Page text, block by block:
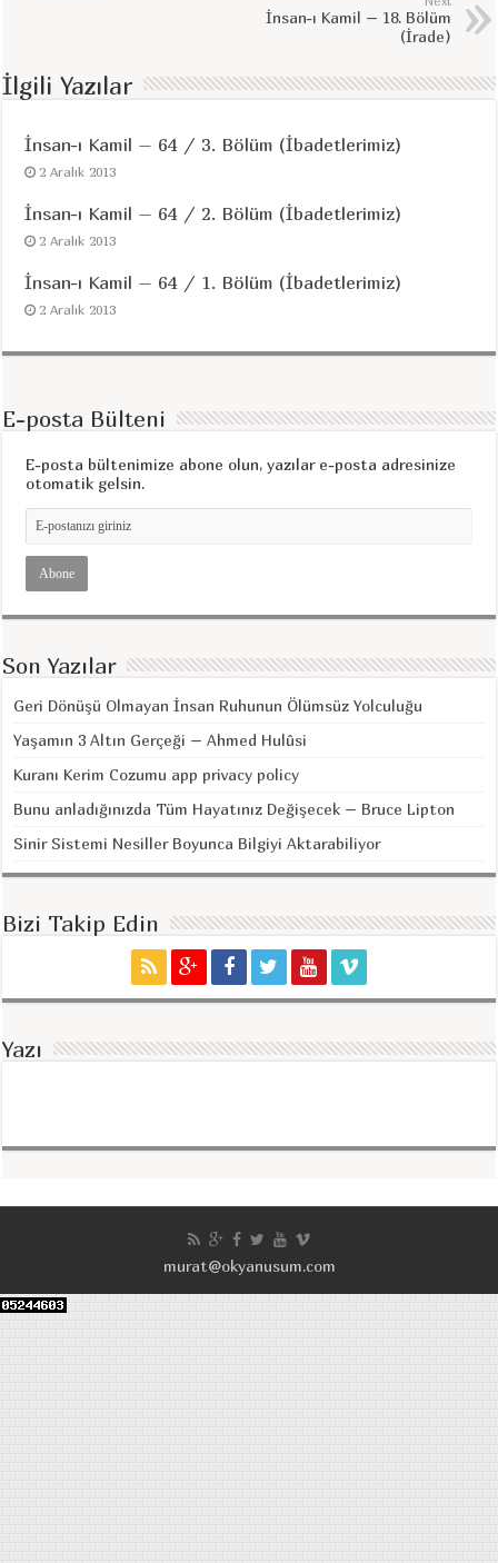
İnsan-ı Kamil – 18. Bölüm
(İrade)
İlgili Yazılar
İnsan-ı Kamil – 64 / 3. Bölüm (İbadetlerimiz)
2 Aralık 2013
İnsan-ı Kamil – 64 / 2. Bölüm (İbadetlerimiz)
2 Aralık 2013
İnsan-ı Kamil – 64 / 1. Bölüm (İbadetlerimiz)
2 Aralık 2013
E-posta Bülteni
E-posta bültenimize abone olun, yazılar e-posta adresinize
otomatik gelsin.
Son Yazılar
Geri Dönüşü Olmayan İnsan Ruhunun Ölümsüz Yolculuğu
Yaşamın 3 Altın Gerçeği – Ahmed Hulûsi
Kuranı Kerim Cozumu app privacy policy
Bunu anladığınızda Tüm Hayatınız Değişecek – Bruce Lipton
Sinir Sistemi Nesiller Boyunca Bilgiyi Aktarabiliyor
Bizi Takip Edin
Yazı
murat@okyanusum.com